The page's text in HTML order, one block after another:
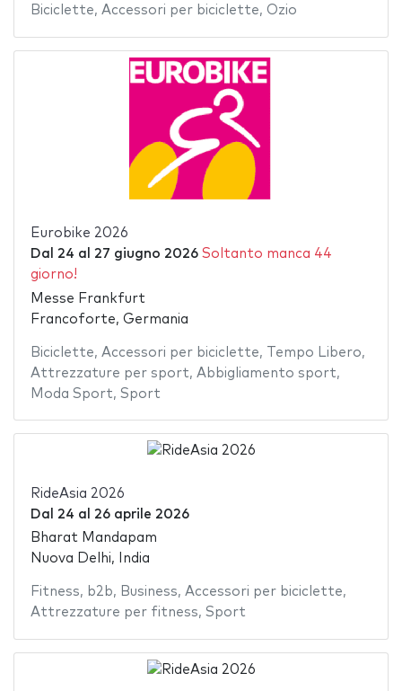
Biciclette, Accessori per biciclette, Ozio
Eurobike 2026
Dal 24 al 27 giugno 2026 Soltanto manca 44
giorno!
Messe Frankfurt
Francoforte, Germania
Biciclette, Accessori per biciclette, Tempo Libero,
Attrezzature per sport, Abbigliamento sport,
Moda Sport, Sport
RideAsia 2026
Dal 24 al 26 aprile 2026
Bharat Mandapam
Nuova Delhi, India
Fitness, b2b, Business, Accessori per biciclette,
Attrezzature per fitness, Sport